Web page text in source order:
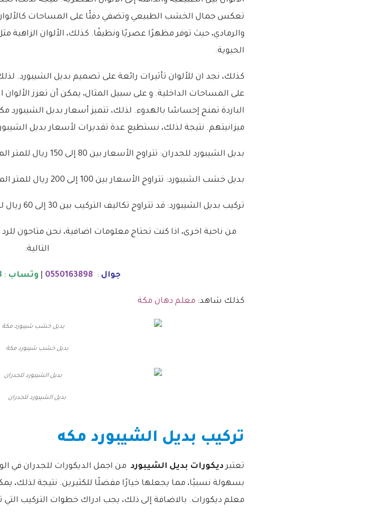
تعكس جمال الخشب الطبيعي وتضفي دفئًا على المساحات كالألوان
والرمادي، حيث توفر مظهرًا عصريًا ونظيفًا. كذلك، الألوان
الحيوية.
كذلك، نجد ان للألوان تأثيرات رائعة على تصميم بديل الشيبورد.
على المساحات الداخلية. و على سبيل المثال، يمكن أن تعزز الألوان
الباردة تمنح إحساسًا بالهدوء. لذلك، تتميز أسعار بديل الشيبورد
ميزانيتهم. نتيجة لذلك، نستطيع عدة تقديرات لأسعار بديل
بديل الشيبورد للجدران: تتراوح الأسعار بين 80 إلى 150 ريال للمتر المربع.
بديل خشب الشيبورد: تتراوح الأسعار بين 100 إلى 200 ريال للمتر المربع، اعتمادًا على الجودة.
تركيب بديل الشيبورد: قد تتراوح تكاليف التركيب بين 30 إلى 60 ريال للمتر المربع، حسب التعقيد.
من ناحية اخرى، اذا كنت تحتاج معلومات اضافية، نحن متاحون للرد
التالية:
جوال :
0550163898 وتساب :
كذلك شاهد: معلم دهان مكة
بديل خشب شيبورد مكة
بديل الشيبورد للجدران
تركيب بديل الشيبورد مكه
تعتبرديكورات بديل الشيبورد من اجمل الديكورات للجدران في
بسهولة نسبيًا، مما يجعلها خيارًا مفضلًا للكثيرين. نتيجة لذلك،
معلم ديكورات. بالاضافة إلى ذلك، يجب ادراك خطوات التركيب